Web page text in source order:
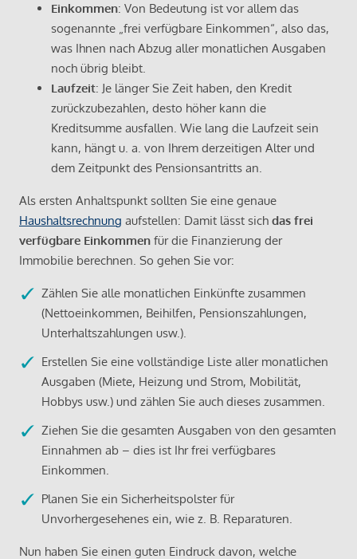
Einkommen: Von Bedeutung ist vor allem das
sogenannte „frei verfügbare Einkommen“, also das,
was Ihnen nach Abzug aller monatlichen Ausgaben
noch übrig bleibt.
Laufzeit: Je länger Sie Zeit haben, den Kredit
zurückzubezahlen, desto höher kann die
Kreditsumme ausfallen. Wie lang die Laufzeit sein
kann, hängt u. a. von Ihrem derzeitigen Alter und
dem Zeitpunkt des Pensionsantritts an.
Als ersten Anhaltspunkt sollten Sie eine genaue
Haushaltsrechnung aufstellen: Damit lässt sich das frei
verfügbare Einkommen für die Finanzierung der
Immobilie berechnen. So gehen Sie vor:
Zählen Sie alle monatlichen Einkünfte zusammen
(Nettoeinkommen, Beihilfen, Pensionszahlungen,
Unterhaltszahlungen usw.).
Erstellen Sie eine vollständige Liste aller monatlichen
Ausgaben (Miete, Heizung und Strom, Mobilität,
Hobbys usw.) und zählen Sie auch dieses zusammen.
Ziehen Sie die gesamten Ausgaben von den gesamten
Einnahmen ab – dies ist Ihr frei verfügbares
Einkommen.
Planen Sie ein Sicherheitspolster für
Unvorhergesehenes ein, wie z. B. Reparaturen.
Nun haben Sie einen guten Eindruck davon, welche